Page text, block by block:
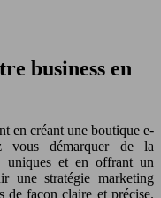
business en
en créant une boutique e-
vous démarquer de la
uniques et en offrant un
une stratégie marketing
de façon claire et précise.